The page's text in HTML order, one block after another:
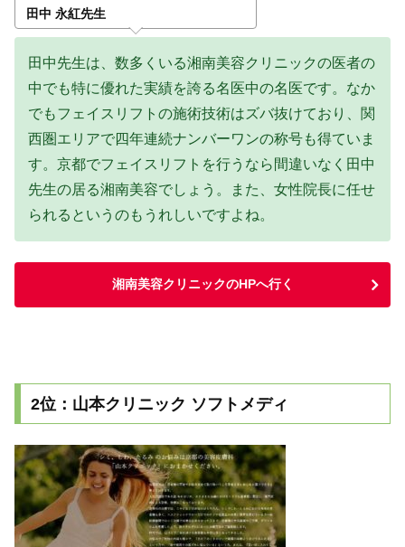
田中 永紅先生
田中先生は、数多くいる湘南美容クリニックの医者の
中でも特に優れた実績を誇る名医中の名医です。なか
でもフェイスリフトの施術技術はズバ抜けており、関
西圏エリアで四年連続ナンバーワンの称号も得ていま
す。京都でフェイスリフトを行うなら間違いなく田中
先生の居る湘南美容でしょう。また、女性院長に任せ
られるというのもうれしいですよね。
湘南美容クリニックのHPへ行く
2位：山本クリニック ソフトメディ